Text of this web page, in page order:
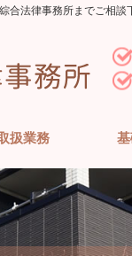
合法律事務所までご相
扱業務